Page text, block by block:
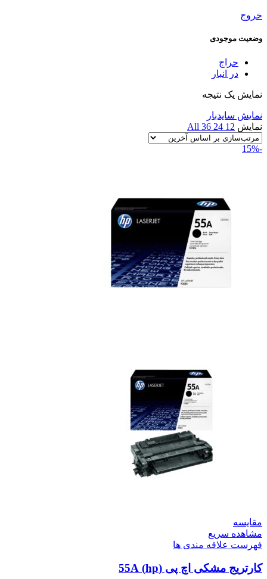
خروج
وضعیت موجودی
حراج
در انبار
نمایش یک نتیجه
نمایش سایدبار
نمایش 12
24
36
All
-15%
مقایسه
مشاهده سریع
فهرست علاقه مندی ها
کارتریج مشکی اچ پی (hp) 55A